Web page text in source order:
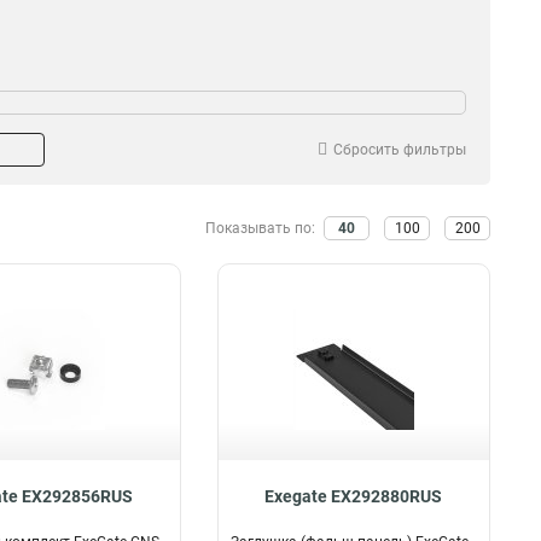
1 5 2
Сбросить фильтры
Показывать по: 40 100 200
EX292856RUS Exegate EX292880RUS